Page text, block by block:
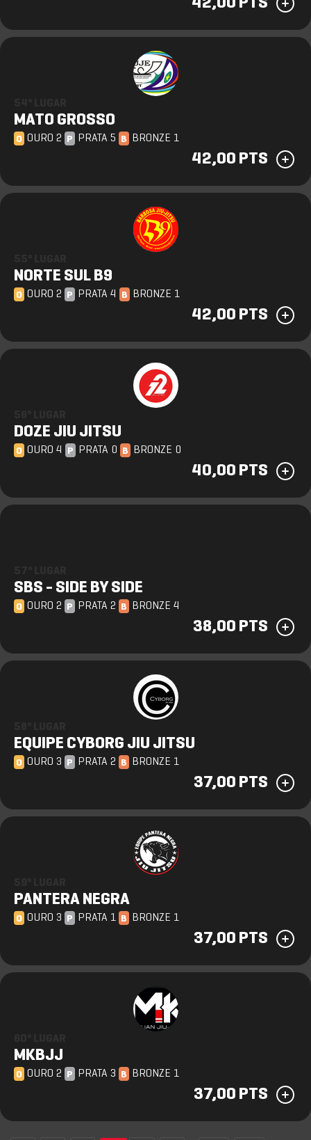
42,00 PTS
MATO GROSSO
O OURO 2 P PRATA 5 B BRONZE 1
42,00 PTS
NORTE SUL B9
O OURO 2 P PRATA 4 B BRONZE 1
42,00 PTS
DOZE JIU JITSU
O OURO 4 P PRATA 0 B BRONZE 0
40,00 PTS
SBS - SIDE BY SIDE
O OURO 2 P PRATA 2 B BRONZE 4
38,00 PTS
EQUIPE CYBORG JIU JITSU
O OURO 3 P PRATA 2 B BRONZE 1
37,00 PTS
PANTERA NEGRA
O OURO 3 P PRATA 1 B BRONZE 1
37,00 PTS
MKBJJ
O OURO 2 P PRATA 3 B BRONZE 1
37,00 PTS